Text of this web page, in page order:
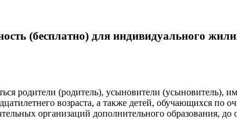
(бесплатно) для индивидуального
родители (родитель), усыновители
возраста, а также детей, обучающихся по
организаций дополнительного образования,